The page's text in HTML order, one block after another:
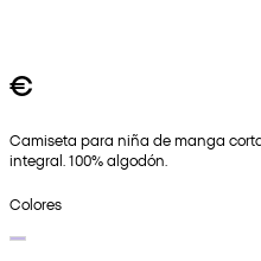
€
Camiseta para niña de manga
integral. 100% algodón.
Colores